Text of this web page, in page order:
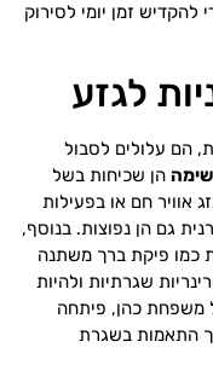
זמן יומי לסירוק
לגזע
הם עלולים לסבול
הן שכיחות בשל
אוויר חם או בפעילות
גם הן נפוצות. בנוסף,
כמו פיקת ברך משתנה
שגרתיות ולהיות
משפחת כהן, פיתחה
התאמות בשגרת